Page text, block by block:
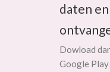
daten
Dowload
Google